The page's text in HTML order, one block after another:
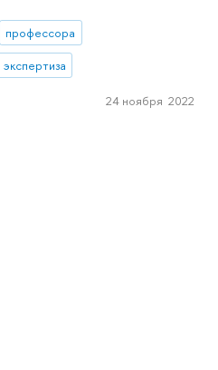
профессора
экспертиза
24 ноября 2022